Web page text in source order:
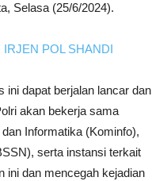
Selasa (25/6/2024).
ini dapat berjalan lancar dan
akan bekerja sama
Informatika (Kominfo),
serta instansi terkait
ini dan mencegah kejadian